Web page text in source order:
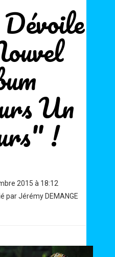
Un
!
2015 à 18:12
par Jérémy DEMANGE